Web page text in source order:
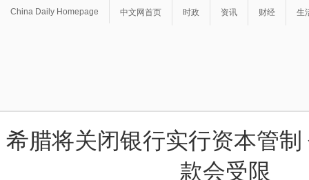
China Daily Homepage 中文网首页 时政 资讯 财经 生
希腊将关闭银行实行资本管
款会受限